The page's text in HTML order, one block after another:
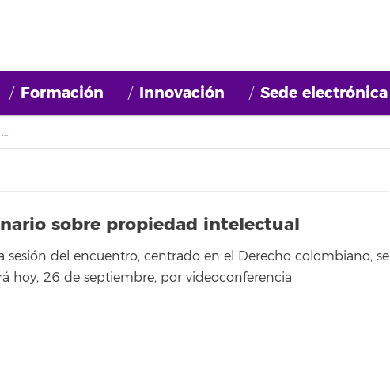
Formación Innovación Sede electrónica
Hoy comienza un seminario sobre propiedad intelectual
sobre propiedad intelectual
sesión del encuentro, centrado en el Derecho colombiano, se
hoy, 26 de septiembre, por videoconferencia